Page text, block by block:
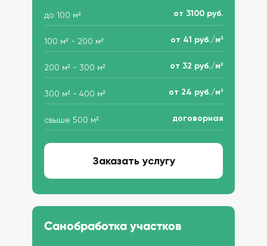
до 100 м²
Заказать услугу
от 3100 руб.
100 м² - 200 м² от 41 руб./м²
200 м² - 300 м² от 32 руб./м²
300 м² - 400 м² от 24 руб./м²
свыше 500 м² договорная
Санобработка участков